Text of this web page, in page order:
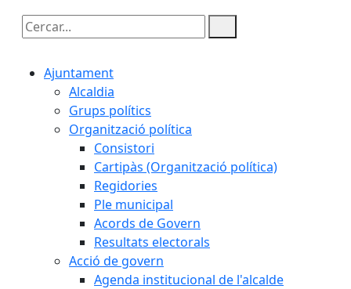
Cercar:
Ajuntament
Alcaldia
Grups polítics
Organització política
Consistori
Cartipàs (Organització política)
Regidories
Ple municipal
Acords de Govern
Resultats electorals
Acció de govern
Agenda institucional de l'alcalde